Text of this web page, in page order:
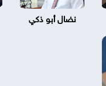
نضال أبو ذكي